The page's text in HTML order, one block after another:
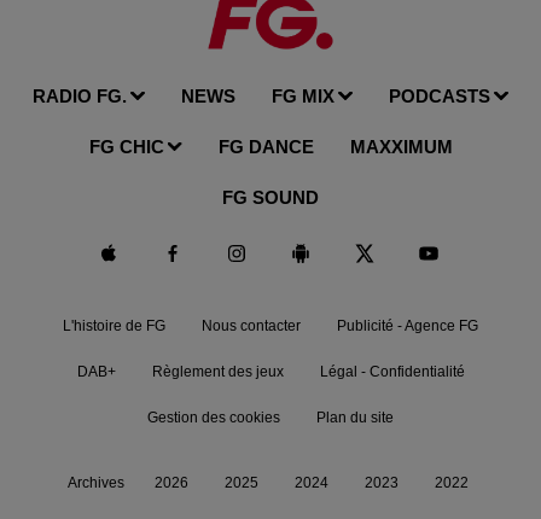
RADIO FG. NEWS FG MIX PODCASTS
FG CHIC FG DANCE MAXXIMUM
FG SOUND
L'histoire de FG Nous contacter Publicité - Agence FG
DAB+ Règlement des jeux Légal - Confidentialité
Gestion des cookies Plan du site
Archives 2026 2025 2024 2023 2022